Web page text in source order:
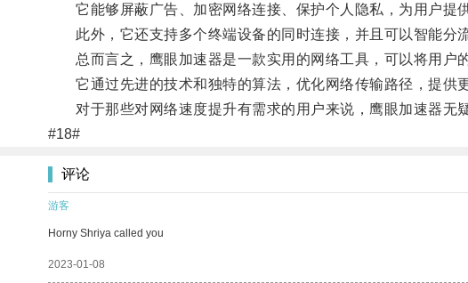
它能够屏蔽广告、加密网络连接、保护个人隐私，为用户提供
此外，它还支持多个终端设备的同时连接，并且可以智能分
总而言之，鹰眼加速器是一款实用的网络工具，可以将用户的
它通过先进的技术和独特的算法，优化网络传输路径，提供更
对于那些对网络速度提升有需求的用户来说，鹰眼加速器无疑
#18#
评论
游客
Horny Shriya called you
2023-01-08